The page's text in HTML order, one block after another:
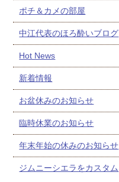
ポチ＆カメの部屋
中江代表のほろ酔いブログ
Hot News
新着情報
お盆休みのお知らせ
臨時休業のお知らせ
年末年始の休みのお知らせ
ジムニーシエラをカスタム